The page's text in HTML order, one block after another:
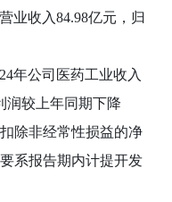
业收入84.98亿元 ， 归
年公司医药工业收入
润较上年同期下降
除非经常性损益的净
系报告期内计提开发